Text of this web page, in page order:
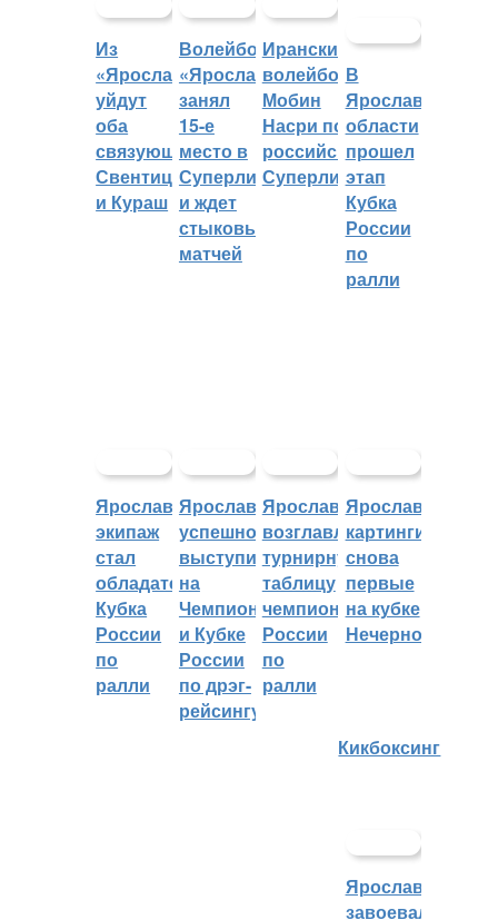
Из
«Ярославича»
уйдут
оба
связующих:
Свентицкис
и Кураш
Волейбольный
«Ярославич»
занял
15-е
место в
Суперлиге
и ждет
стыковых
матчей
Иранский
волейболист
Мобин
Насри покинет
российскую
Суперлигу
В
Ярославской
области
прошел
этап
Кубка
России
по
ралли
Ярославский
экипаж
стал
обладателем
Кубка
России
по
ралли
Ярославцы
успешно
выступили
на
Чемпионате
и Кубке
России
по дрэг-
рейсингу
Ярославцы
возглавляют
турнирную
таблицу
чемпионата
России
по
ралли
Ярославские
картингисты
снова
первые
на кубке
Нечерноземья
Кикбоксинг
Ярославцы
завоевали